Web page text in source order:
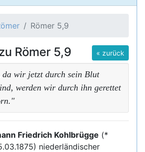
Römer 5,9
« zurück
Römer 5,9
da wir jetzt durch sein Blut
werden wir durch ihn gerettet
Friedrich Kohlbrügge (*
niederländischer